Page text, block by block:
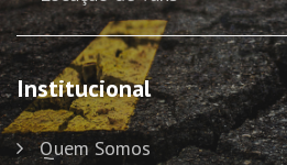
Institucional
Quem Somos